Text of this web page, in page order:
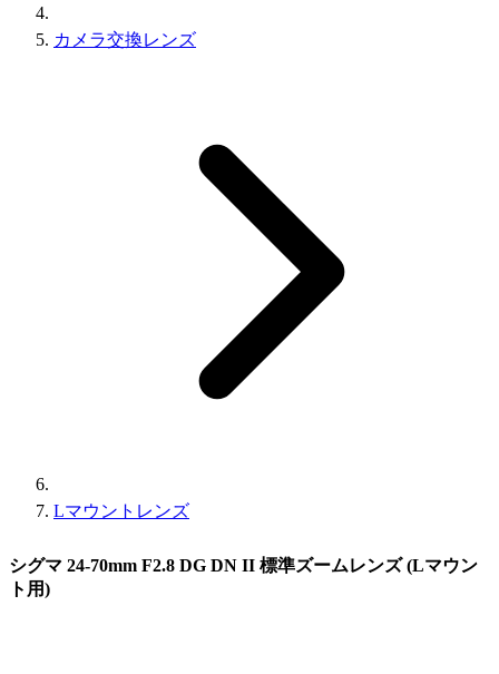
カメラ交換レンズ
Lマウントレンズ
シグマ 24-70mm F2.8 DG DN II 標準ズームレンズ (Lマウン
ト用)